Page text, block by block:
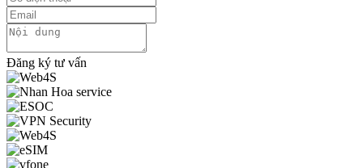
Đăng ký tư vấn